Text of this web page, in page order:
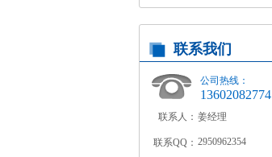
联系我们
公司热线：
13602082774
联系人： 姜经理
联系QQ： 2950962354